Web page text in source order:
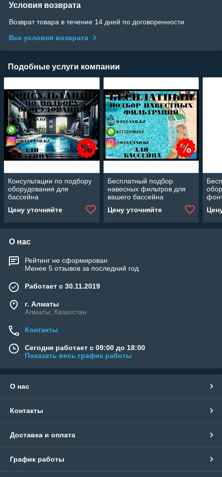
Условия возврата
Возврат товара в течение 14 дней по договоренности
Все условия возврата
Подобные услуги компании
Консультации по подбору
оборудования для
бассейна
Цену уточняйте
Бесплатный подбор
навесных фильтров для
вашего бассейна
Цену уточняйте
О нас
Рейтинг не сформирован
Менее 5 отзывов за последний год
Работает с 30.11.2019
г. Алматы
Алматы, Казахстан
Контакты
Сегодня работает с 09:00 до 18:00
Показать весь график работы
О нас
Контакты
Доставка и оплата
График работы